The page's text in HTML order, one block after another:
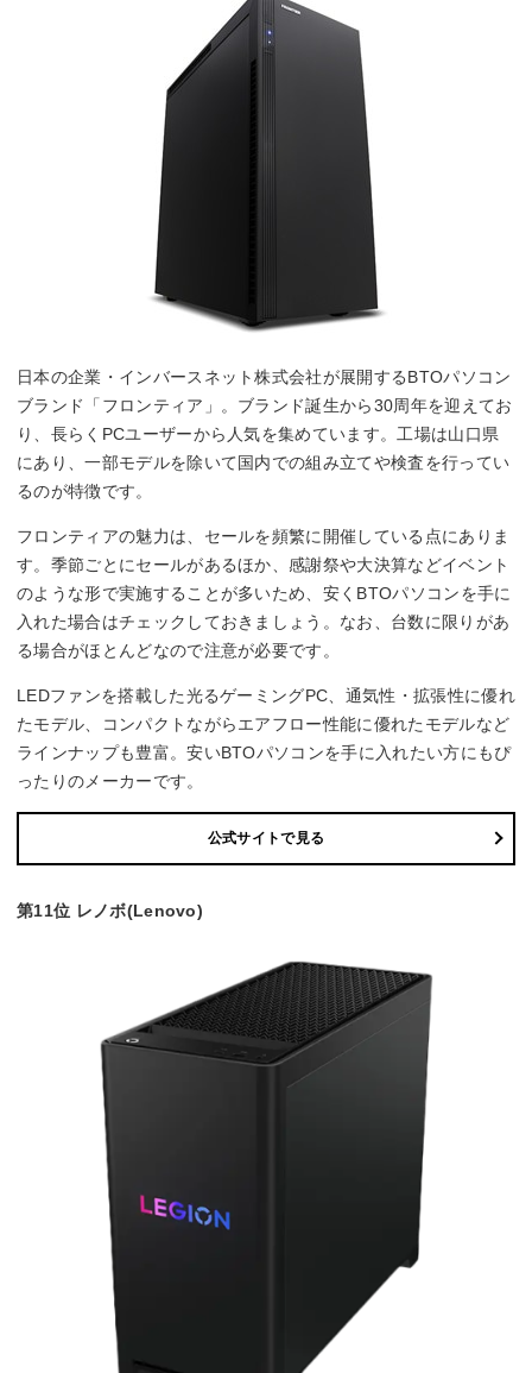
日本の企業・インバースネット株式会社が展開するBTOパソコン
ブランド「フロンティア」。ブランド誕生から30周年を迎えてお
り、長らくPCユーザーから人気を集めています。工場は山口県
にあり、一部モデルを除いて国内での組み立てや検査を行ってい
るのが特徴です。
フロンティアの魅力は、セールを頻繁に開催している点にありま
す。季節ごとにセールがあるほか、感謝祭や大決算などイベント
のような形で実施することが多いため、安くBTOパソコンを手に
入れた場合はチェックしておきましょう。なお、台数に限りがあ
る場合がほとんどなので注意が必要です。
LEDファンを搭載した光るゲーミングPC、通気性・拡張性に優れ
たモデル、コンパクトながらエアフロー性能に優れたモデルなど
ラインナップも豊富。安いBTOパソコンを手に入れたい方にもぴ
ったりのメーカーです。
公式サイトで見る
第11位 レノボ(Lenovo)